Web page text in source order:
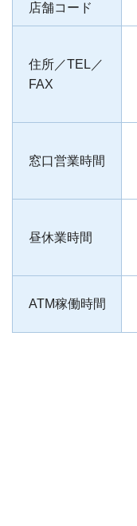
店舗コード
住所／TEL／
FAX
窓口営業時間
昼休業時間
ATM稼働時間